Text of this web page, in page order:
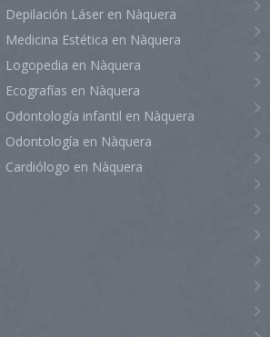
Depilación Láser en Nàquera
Medicina Estética en Nàquera
Logopedia en Nàquera
Ecografías en Nàquera
Odontología infantil en Nàquera
Odontología en Nàquera
Cardiólogo en Nàquera